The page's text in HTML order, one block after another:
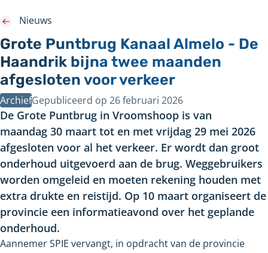
Grote Puntbrug Kanaal Almelo - De
Haandrik bijna twee maanden
afgesloten voor verkeer
ArchiefGepubliceerd op 26 februari 2026
Nieuws
De Grote Puntbrug in Vroomshoop is van
maandag 30 maart tot en met vrijdag 29 mei 2026
afgesloten voor al het verkeer. Er wordt dan groot
onderhoud uitgevoerd aan de brug. Weggebruikers
worden omgeleid en moeten rekening houden met
extra drukte en reistijd. Op 10 maart organiseert de
provincie een informatieavond over het geplande
onderhoud.
Aannemer SPIE vervangt, in opdracht van de provincie